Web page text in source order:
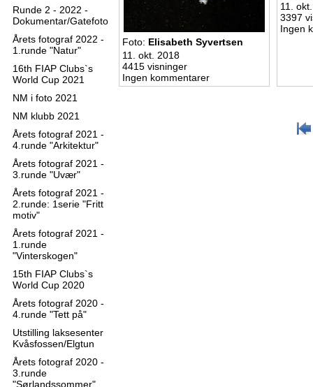
Runde 2 - 2022 -
Dokumentar/Gatefoto
Årets fotograf 2022 -
1.runde "Natur"
16th FIAP Clubs`s
World Cup 2021
NM i foto 2021
NM klubb 2021
Årets fotograf 2021 -
4.runde "Arkitektur"
Årets fotograf 2021 -
3.runde "Uvær"
Årets fotograf 2021 -
2.runde: 1serie "Fritt
motiv"
Årets fotograf 2021 -
1.runde
"Vinterskogen"
15th FIAP Clubs`s
World Cup 2020
Årets fotograf 2020 -
4.runde "Tett på"
Utstilling laksesenter
Kvåsfossen/Elgtun
Årets fotograf 2020 -
3.runde
"Sørlandssommer"
Foto: Elisabeth Syvertsen
11. okt. 2018
4415 visninger
Ingen kommentarer
11.
3397
Ingen